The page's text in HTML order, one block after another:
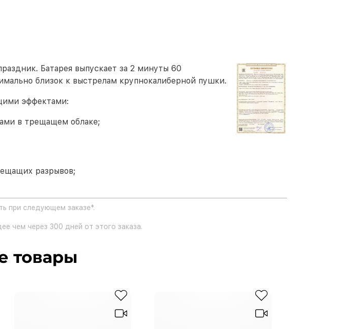
Батарея выпускает за 2 минуты 60
близок к выстрелам крупнокалиберной пушки.
эффектами:
в трещащем облаке;
разрывов;
при следующем заказе*.
чем через 300 дней от этого заказа.
товары